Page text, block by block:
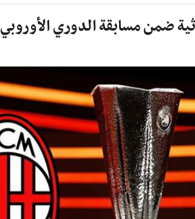
ضمن مسابقة الدوري الأوروبي